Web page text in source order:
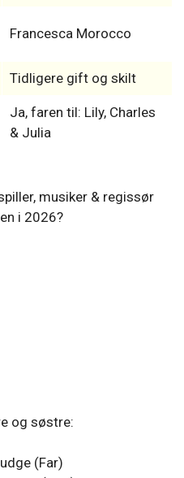
Francesca Morocco
Tidligere gift og skilt
Ja, faren til: Lily, Charles
& Julia
musiker & regissør
i 2026?
og søstre:
(Far)